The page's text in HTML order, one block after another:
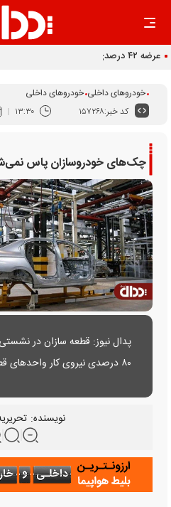
عرضه ۴۲ درصدی سهام تودلی سایپا
خودروهای داخلی خودروهای داخلی
کد خبر:۱۵۷۲۶۸ ۱۳:۳۰
چک‌های خودروسازان پاس
پدال نیوز: قطعه سازان در
۸۰ درصدی نیروی کار واحد‌های قطعه‌سازی هشدار دادند.
نویسنده: